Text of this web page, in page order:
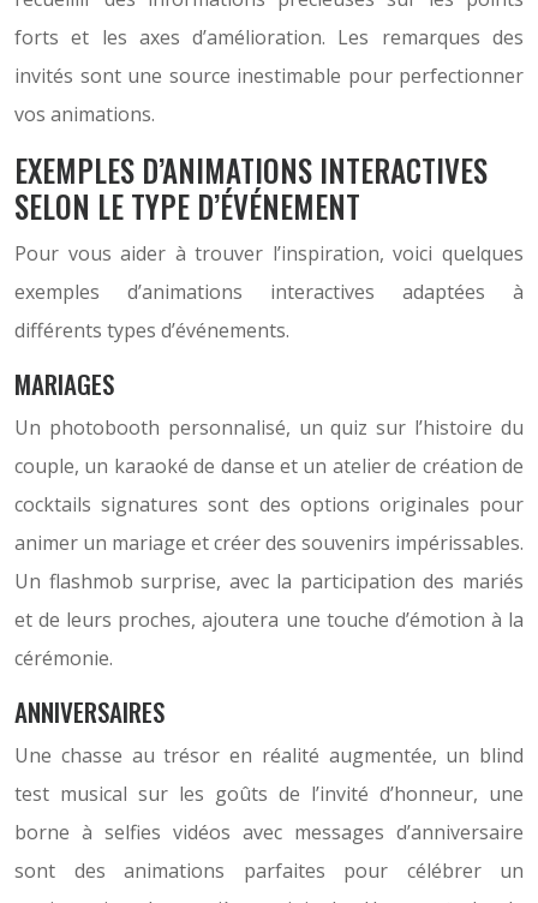
forts et les axes d’amélioration. Les remarques des
invités sont une source inestimable pour perfectionner
vos animations.
EXEMPLES D’ANIMATIONS INTERACTIVES
SELON LE TYPE D’ÉVÉNEMENT
Pour vous aider à trouver l’inspiration, voici quelques
exemples d’animations interactives adaptées à
différents types d’événements.
MARIAGES
Un photobooth personnalisé, un quiz sur l’histoire du
couple, un karaoké de danse et un atelier de création de
cocktails signatures sont des options originales pour
animer un mariage et créer des souvenirs impérissables.
Un flashmob surprise, avec la participation des mariés
et de leurs proches, ajoutera une touche d’émotion à la
cérémonie.
ANNIVERSAIRES
Une chasse au trésor en réalité augmentée, un blind
test musical sur les goûts de l’invité d’honneur, une
borne à selfies vidéos avec messages d’anniversaire
sont des animations parfaites pour célébrer un